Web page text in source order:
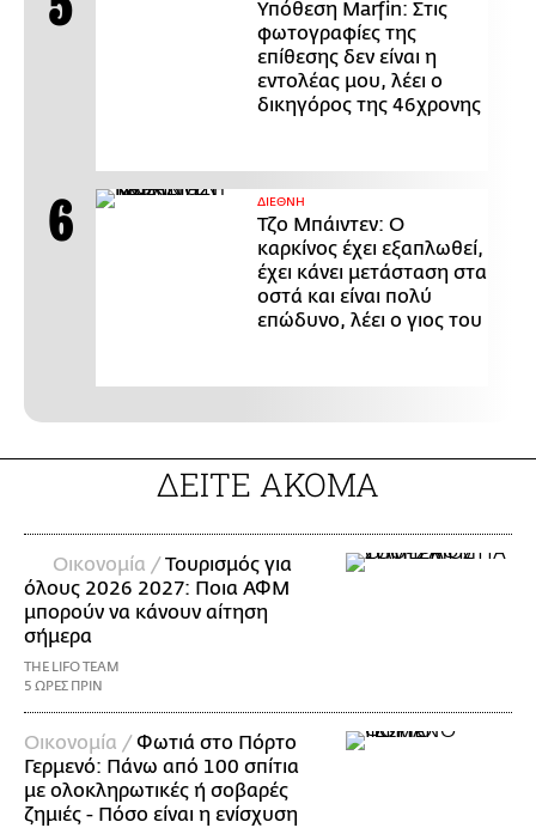
Υπόθεση Marfin: Στις
φωτογραφίες της
επίθεσης δεν είναι η
εντολέας μου, λέει ο
δικηγόρος της 46χρονης
ΔΙΕΘΝΗ
Τζο Μπάιντεν: Ο
καρκίνος έχει εξαπλωθεί,
έχει κάνει μετάσταση στα
οστά και είναι πολύ
επώδυνο, λέει ο γιος του
ΔΕΙΤΕ ΑΚΟΜΑ
Οικονομία / Τουρισμός για
όλους 2026 2027: Ποια ΑΦΜ
μπορούν να κάνουν αίτηση
σήμερα
THE LIFO TEAM
5 ΩΡΕΣ ΠΡΙΝ
Οικονομία / Φωτιά στο Πόρτο
Γερμενό: Πάνω από 100 σπίτια
με ολοκληρωτικές ή σοβαρές
ζημιές - Πόσο είναι η ενίσχυση